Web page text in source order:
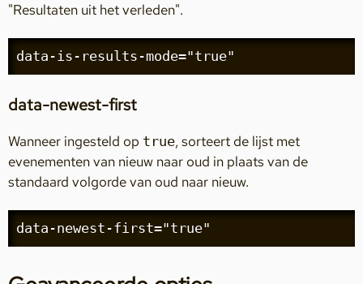
"Resultaten uit het verleden".
data-is-results-mode="true"
data-newest-first
Wanneer ingesteld op true, sorteert de lijst met
evenementen van nieuw naar oud in plaats van de
standaard volgorde van oud naar nieuw.
data-newest-first="true"